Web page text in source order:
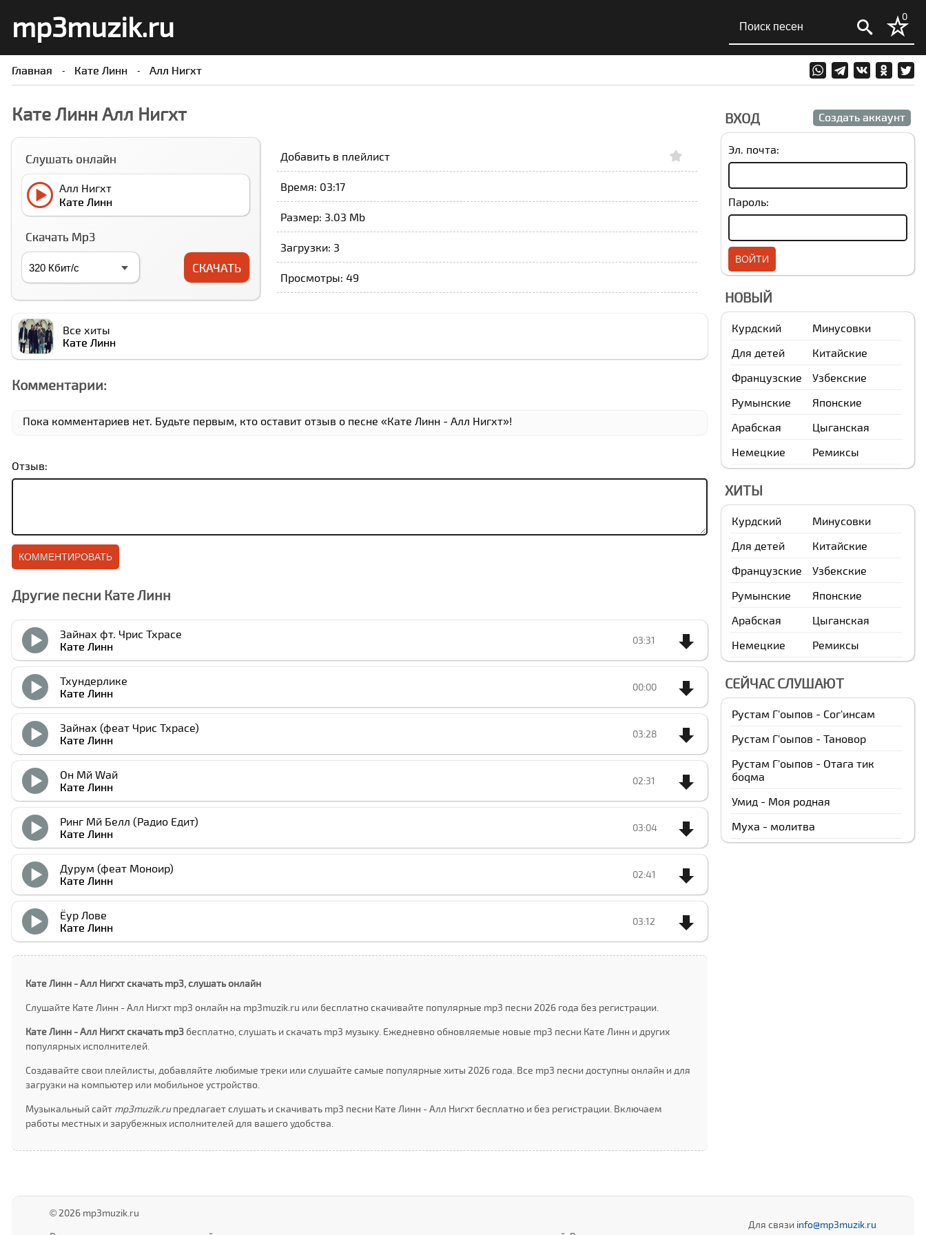
mp3muzik.ru 0
Главная Кате Линн Алл Нигхт
Кате Линн Алл Нигхт
Слушать онлайн
Алл Нигхт
Кате Линн
Скачать Mp3
СКАЧАТЬ
Добавить в плейлист
Время: 03:17
Размер: 3.03 Mb
Загрузки: 3
Просмотры: 49
Все хиты
Кате Линн
Комментарии:
Пока комментариев нет. Будьте первым, кто оставит отзыв о песне «Кате Линн - Алл Нигхт»!
Отзыв:
Другие песни Кате Линн
Зайнах фт. Чрис Тхраcе
Кате Линн
03:31
Тхундерлике
Кате Линн
00:00
Зайнах (феат Чрис Тхраcе)
Кате Линн
03:28
Он Мй Wай
Кате Линн
02:31
Ринг Мй Белл (Радио Едит)
Кате Линн
03:04
Дурум (феат Моноир)
Кате Линн
02:41
Ёур Лове
Кате Линн
03:12
Кате Линн - Алл Нигхт скачать mp3, слушать онлайн
Слушайте Кате Линн - Алл Нигхт mp3 онлайн на mp3muzik.ru или бесплатно скачивайте популярные mp3 песни 2026 года без регистрации.
Кате Линн - Алл Нигхт скачать mp3бесплатно, слушать и скачать mp3 музыку. Ежедневно обновляемые новые mp3 песни Кате Линн и других
популярных исполнителей.
Создавайте свои плейлисты, добавляйте любимые треки или слушайте самые популярные хиты 2026 года. Все mp3 песни доступны онлайн и для
загрузки на компьютер или мобильное устройство.
Музыкальный сайт mp3muzik.ruпредлагает слушать и скачивать mp3 песни Кате Линн - Алл Нигхт бесплатно и без регистрации. Включаем
работы местных и зарубежных исполнителей для вашего удобства.
ВХОД Создать аккаунт
Эл. почта:
Пароль:
НОВЫЙ
Курдский
Минусовки
Для детей
Китайские
Французские
Узбекские
Румынские
Японские
Арабская
Цыганская
Немецкие
Ремиксы
ХИТЫ
Курдский
Минусовки
Для детей
Китайские
Французские
Узбекские
Румынские
Японские
Арабская
Цыганская
Немецкие
Ремиксы
СЕЙЧАС СЛУШАЮТ
Рустам Г'оыпов - Сог'инсам
Рустам Г'оыпов - Тановор
Рустам Г'оыпов - Отага тик
боqма
Умид - Моя родная
Муха - молитва
© 2026 mp3muzik.ru
Для связи info@mp3muzik.ru